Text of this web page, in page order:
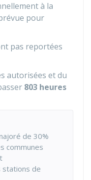
à la
pour
pas reportées
autorisées et du
803 heures
de 30%
communes
stations de